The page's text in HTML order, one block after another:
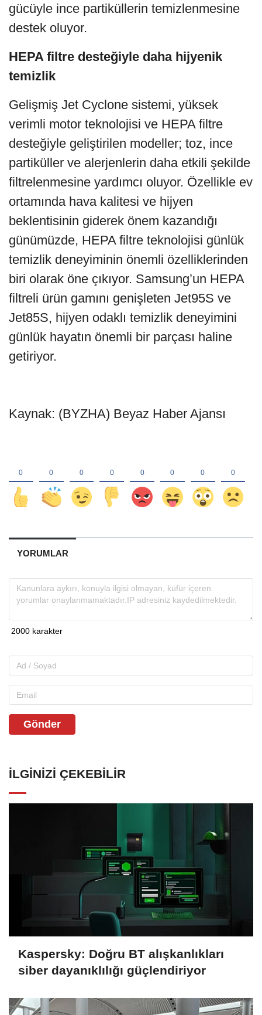
gücüyle ince partiküllerin temizlenmesine
destek oluyor.
HEPA filtre desteğiyle daha hijyenik
temizlik
Gelişmiş Jet Cyclone sistemi, yüksek
verimli motor teknolojisi ve HEPA filtre
desteğiyle geliştirilen modeller; toz, ince
partiküller ve alerjenlerin daha etkili şekilde
filtrelenmesine yardımcı oluyor. Özellikle ev
ortamında hava kalitesi ve hijyen
beklentisinin giderek önem kazandığı
günümüzde, HEPA filtre teknolojisi günlük
temizlik deneyiminin önemli özelliklerinden
biri olarak öne çıkıyor. Samsung’un HEPA
filtreli ürün gamını genişleten Jet95S ve
Jet85S, hijyen odaklı temizlik deneyimini
günlük hayatın önemli bir parçası haline
getiriyor.
Kaynak: (BYZHA) Beyaz Haber Ajansı
YORUMLAR
Gönder
İLGINIZI ÇEKEBILIR
Kaspersky: Doğru BT alışkanlıkları
siber dayanıklılığı güçlendiriyor